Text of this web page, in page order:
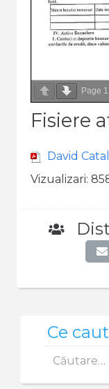
Page 1
Fisiere
David
Vizualizari:
Ce
după: